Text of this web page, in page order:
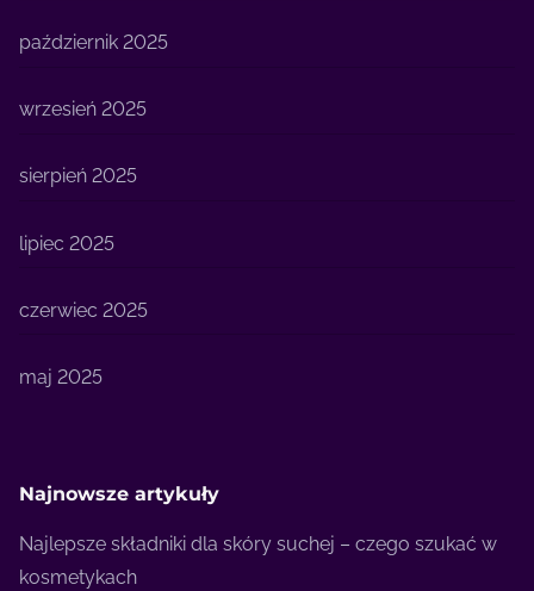
październik 2025
wrzesień 2025
sierpień 2025
lipiec 2025
czerwiec 2025
maj 2025
Najnowsze artykuły
Najlepsze składniki dla skóry suchej – czego szukać w
kosmetykach